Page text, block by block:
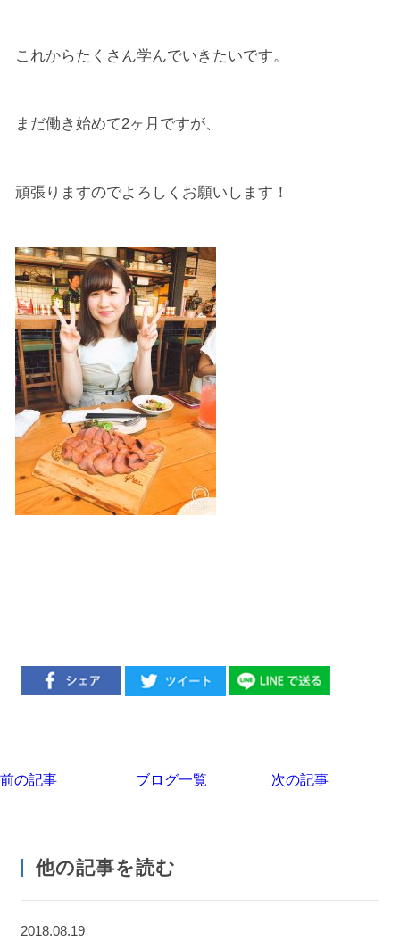
これからたくさん学んでいきたいです。
まだ働き始めて2ヶ月ですが、
頑張りますのでよろしくお願いします！
前の記事 ブログ一覧 次の記事
他の記事を読む
2018.08.19